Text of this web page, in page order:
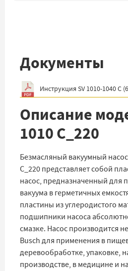
Документы
Инструкция SV 1010-1040 C (
Описание
1010 C_220
Безмасляный вакуумный насос
С_220 представляет собой
насос, предназначенный для
вакуума в герметичных
пластины из углеродистого
подшипники насоса
смазке. Насос производится
Busch для применения в
деревообработке, упаковке,
производстве, в медицине и